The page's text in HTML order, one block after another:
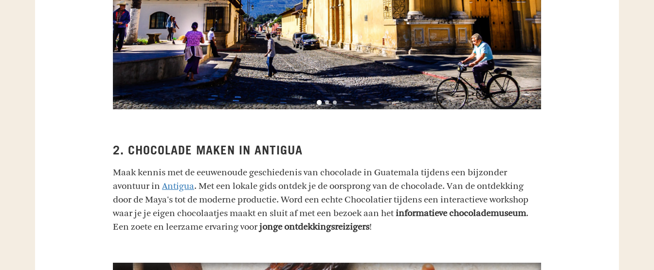
2. CHOCOLADE MAKEN IN ANTIGUA
Maak kennis met de eeuwenoude geschiedenis van chocolade in Guatemala tijdens een bijzonder
avontuur inAntigua. Met een lokale gids ontdek je de oorsprong van de chocolade. Van de ontdekking
door de Maya's tot de moderne productie. Word een echte Chocolatier tijdens een interactieve workshop
waar je je eigen chocolaatjes maakt en sluit af met een bezoek aan hetinformatieve chocolademuseum.
Een zoete en leerzame ervaring voorjonge ontdekkingsreizigers!